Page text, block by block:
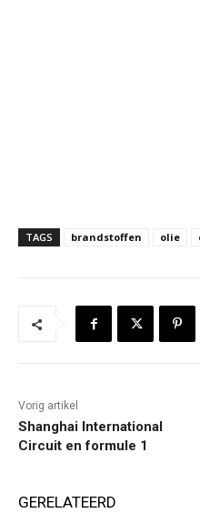
TAGS brandstoffen olie
Vorig artikel
Shanghai International
Circuit en formule 1
GERELATEERD